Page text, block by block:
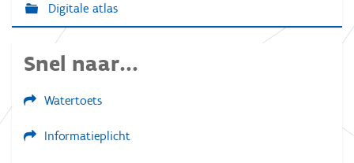
Digitale atlas
Snel naar...
Watertoets
Informatieplicht